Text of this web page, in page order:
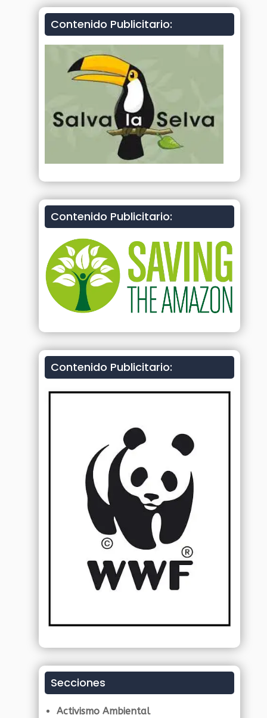
Contenido Publicitario:
Contenido Publicitario:
Contenido Publicitario:
Secciones
Activismo Ambiental